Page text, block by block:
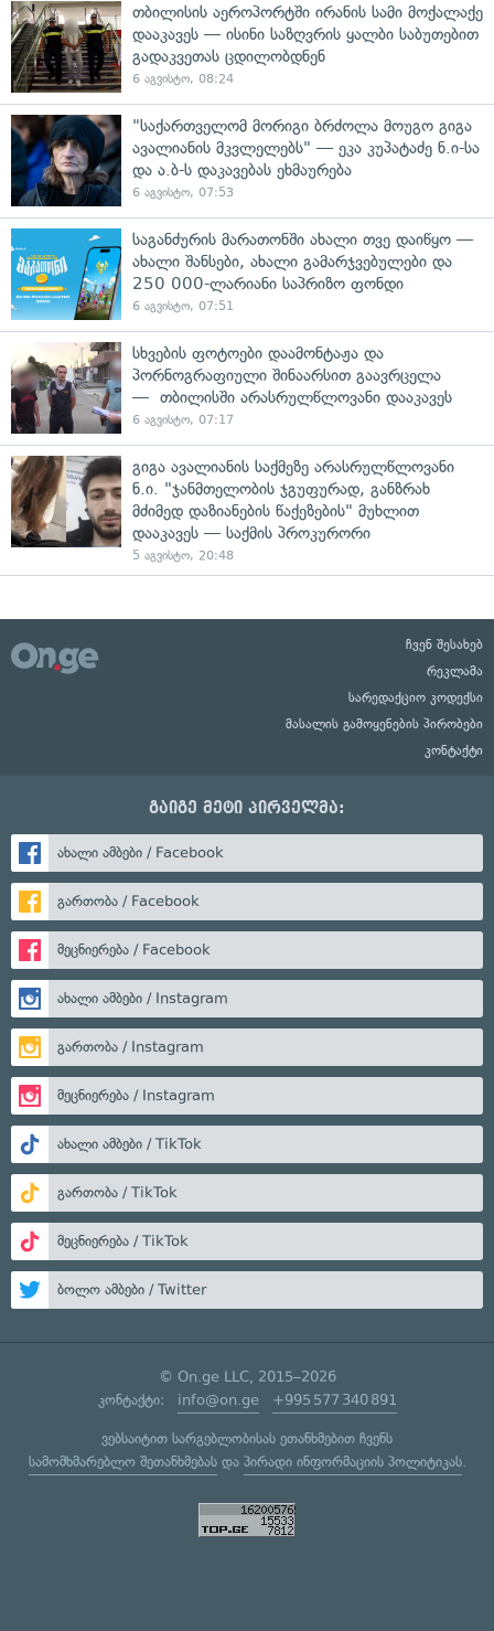
თბილისის აეროპორტში ირანის სამი მოქალაქე
დააკავეს — ისინი საზღვრის ყალბი საბუთებით
გადაკვეთას ცდილობდნენ
6 აგვისტო, 08:24
"საქართველომ მორიგი ბრძოლა მოუგო გიგა
ავალიანის მკვლელებს" — ეკა კუპატაძე ნ.ი-სა
და ა.ბ-ს დაკავებას ეხმაურება
6 აგვისტო, 07:53
საგანძურის მარათონში ახალი თვე დაიწყო —
ახალი შანსები, ახალი გამარჯვებულები და
250 000-ლარიანი საპრიზო ფონდი
6 აგვისტო, 07:51
სხვების ფოტოები დაამონტაჟა და
პორნოგრაფიული შინაარსით გაავრცელა
— თბილისში არასრულწლოვანი დააკავეს
6 აგვისტო, 07:17
გიგა ავალიანის საქმეზე არასრულწლოვანი
ნ.ი. "ჯანმთელობის ჯგუფურად, განზრახ
მძიმედ დაზიანების წაქეზების" მუხლით
დააკავეს — საქმის პროკურორი
5 აგვისტო, 20:48
ჩვენ შესახებ
რეკლამა
სარედაქციო კოდექსი
მასალის გამოყენების პირობები
კონტაქტი
გაიგე მეტი პირველმა:
ახალი ამბები / Facebook
გართობა / Facebook
მეცნიერება / Facebook
ახალი ამბები / Instagram
გართობა / Instagram
მეცნიერება / Instagram
ახალი ამბები / TikTok
გართობა / TikTok
მეცნიერება / TikTok
ბოლო ამბები / Twitter
© On.ge LLC, 2015–2026
კონტაქტი: info@on.ge +995 577 340 891
ვებსაიტით სარგებლობისას ეთანხმებით ჩვენს
სამომხმარებლო შეთანხმებასდა პირადი ინფორმაციის პოლიტიკას.